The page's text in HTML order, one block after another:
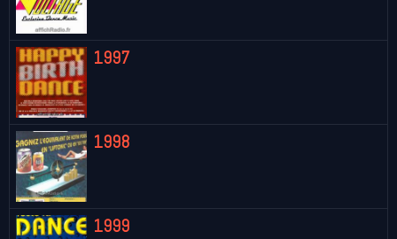
1997
1998
1999